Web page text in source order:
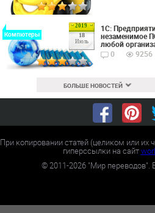
2019
18
Июль
Компютеры
1С:
незаменимое
любой
0
9256
БОЛЬШЕ НОВОСТЕЙ
При копировании статей (целиком или их
гиперссылки на сайт
©2011-2026 "Мир переводов".